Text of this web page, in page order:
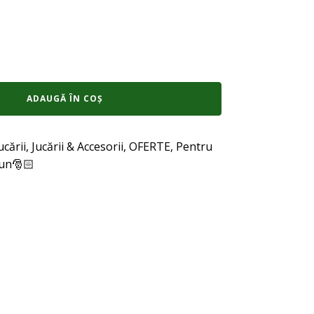
ADAUGĂ ÎN COȘ
, Jucării & Accesorii, OFERTE, Pentru